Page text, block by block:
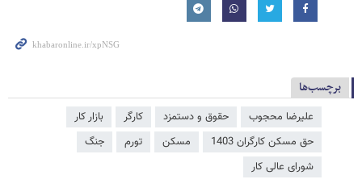
برچسب‌ها
علیرضا محجوب حقوق و دستمزد کارگر
بازار کار
حق مسکن کارگران 1403
مسکن تورم
جنگ
شورای عالی کار